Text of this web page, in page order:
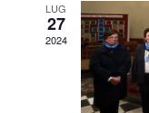
LUG
27
2024